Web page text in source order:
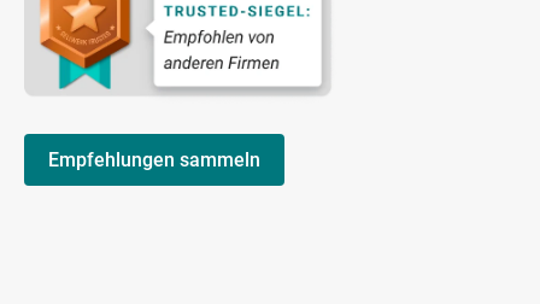
Empfehlungen sammeln